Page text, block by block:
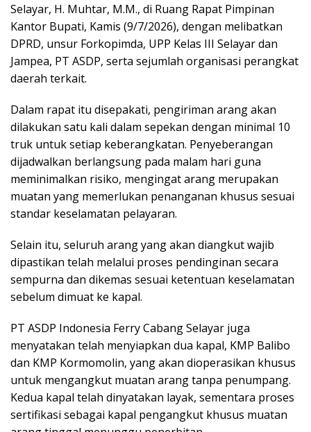
Selayar, H. Muhtar, M.M., di Ruang Rapat Pimpinan
Kantor Bupati, Kamis (9/7/2026), dengan melibatkan
DPRD, unsur Forkopimda, UPP Kelas III Selayar dan
Jampea, PT ASDP, serta sejumlah organisasi perangkat
daerah terkait.
Dalam rapat itu disepakati, pengiriman arang akan
dilakukan satu kali dalam sepekan dengan minimal 10
truk untuk setiap keberangkatan. Penyeberangan
dijadwalkan berlangsung pada malam hari guna
meminimalkan risiko, mengingat arang merupakan
muatan yang memerlukan penanganan khusus sesuai
standar keselamatan pelayaran.
Selain itu, seluruh arang yang akan diangkut wajib
dipastikan telah melalui proses pendinginan secara
sempurna dan dikemas sesuai ketentuan keselamatan
sebelum dimuat ke kapal.
PT ASDP Indonesia Ferry Cabang Selayar juga
menyatakan telah menyiapkan dua kapal, KMP Balibo
dan KMP Kormomolin, yang akan dioperasikan khusus
untuk mengangkut muatan arang tanpa penumpang.
Kedua kapal telah dinyatakan layak, sementara proses
sertifikasi sebagai kapal pengangkut khusus muatan